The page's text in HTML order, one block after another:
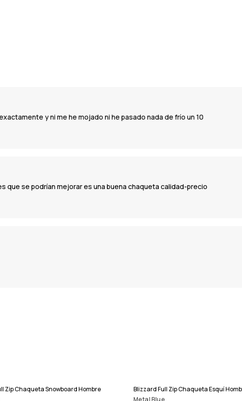
y ni me he mojado ni he pasado nada de frío un 10
que se podrían mejorar es una buena chaqueta calidad-precio
Zip Chaqueta Snowboard Hombre
Blizzard Full Zip Chaqueta Esquí
Metal Blue